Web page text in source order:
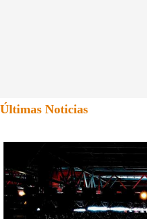
Últimas Noticias